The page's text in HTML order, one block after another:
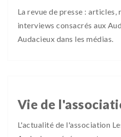
La revue de presse :
interviews consacrés aux
Audacieux dans les médias.
Vie de
L'actualité de l'association